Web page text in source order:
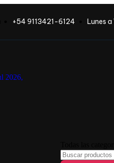
+54 9113421-6124 Lunes a